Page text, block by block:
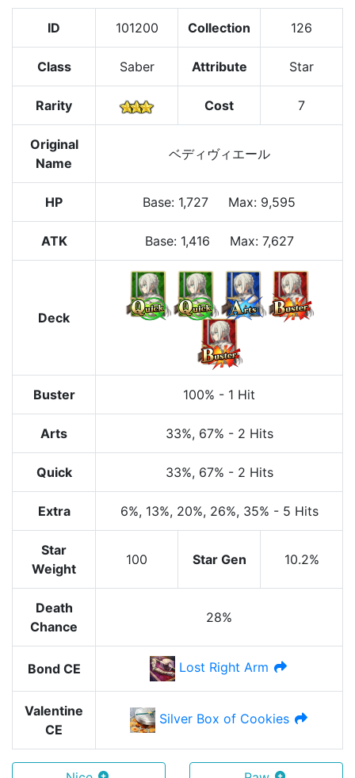
ID 101200 Collection 126
Class Saber Attribute Star
Rarity Cost 7
Original
Name
ベディヴィエール
HP Base: 1,727 Max: 9,595
ATK Base: 1,416 Max: 7,627
Deck
Buster 100% - 1 Hit
Arts 33%, 67% - 2 Hits
Quick 33%, 67% - 2 Hits
Extra 6%, 13%, 20%, 26%, 35% - 5 Hits
Star
Weight
100 Star Gen 10.2%
Death
Chance
28%
Bond CE Lost Right Arm
Valentine
CE
Silver Box of Cookies